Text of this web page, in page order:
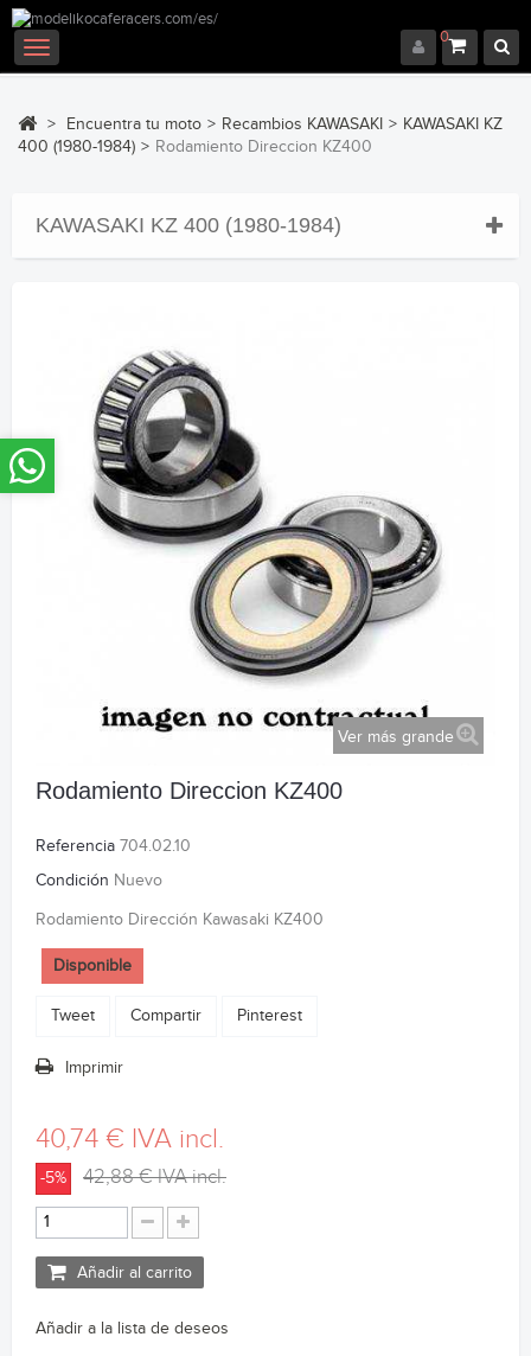
0
Navegación
Toggle
> Encuentra tu moto > Recambios KAWASAKI > KAWASAKI KZ
400 (1980-1984) > Rodamiento Direccion KZ400
KAWASAKI KZ 400 (1980-1984)
Ver más grande
Rodamiento Direccion KZ400
Referencia 704.02.10
Condición Nuevo
Rodamiento Dirección Kawasaki KZ400
Disponible
Tweet Compartir Pinterest
Imprimir
40,74 € IVA incl.
-5% 42,88 €IVA incl.
Añadir al carrito
Añadir a la lista de deseos